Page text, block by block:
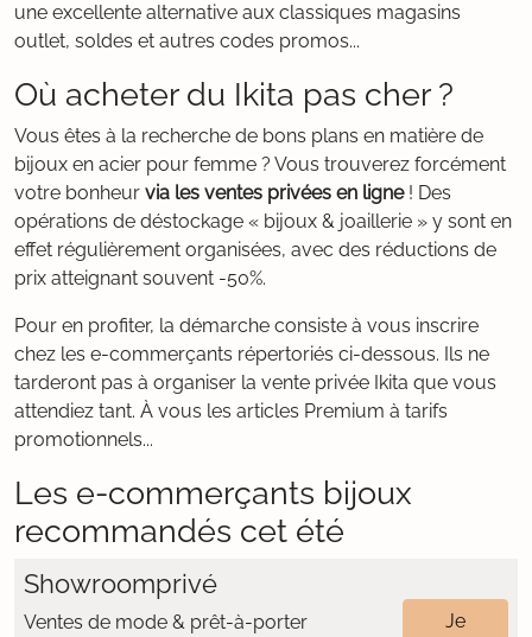
une excellente alternative aux classiques magasins
outlet, soldes et autres codes promos...
Où acheter du Ikita pas cher ?
Vous êtes à la recherche de bons plans en matière de
bijoux en acier pour femme ? Vous trouverez forcément
votre bonheur via les ventes privées en ligne! Des
opérations de déstockage « bijoux & joaillerie » y sont en
effet régulièrement organisées, avec des réductions de
prix atteignant souvent -50%.
Pour en profiter, la démarche consiste à vous inscrire
chez les e-commerçants répertoriés ci-dessous. Ils ne
tarderont pas à organiser la vente privée Ikita que vous
attendiez tant. À vous les articles Premium à tarifs
promotionnels...
Les e-commerçants bijoux
recommandés cet été
Showroomprivé
Ventes de mode & prêt-à-porter
Je